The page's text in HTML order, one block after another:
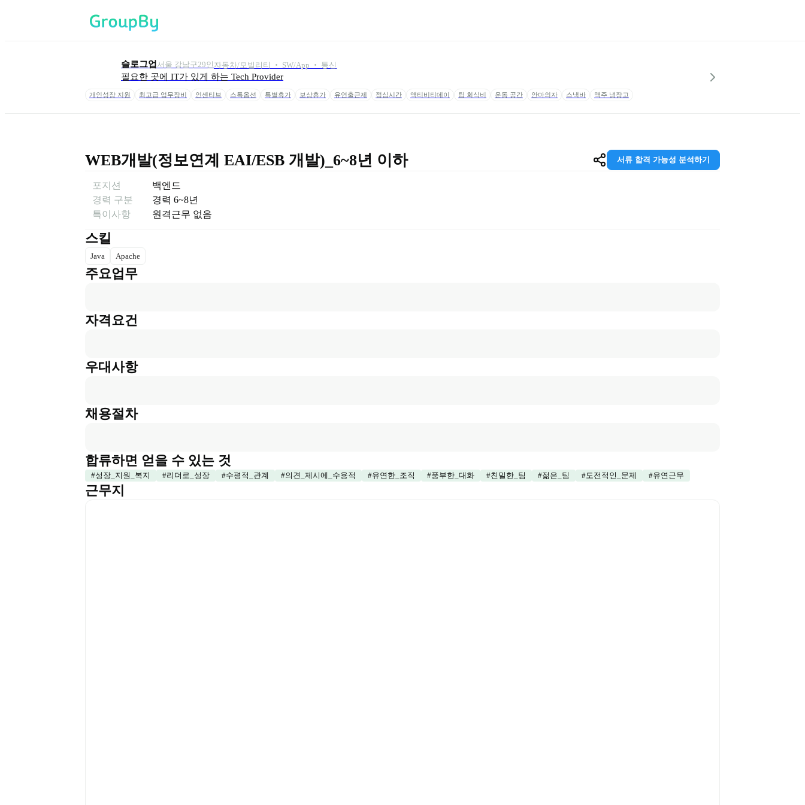
슬로그업 서울 강남구29인 자동차/모빌리티 ‧ SW/App ‧ 통신
필요한 곳에 IT가 있게 하는 Tech Provider
개인성장 지원 최고급 업무장비 인센티브 스톡옵션 특별휴가 보상휴가 유연출근제 점심시간 액티비티데이 팀 회식비 운동 공간 안마의자 스낵바 맥주 냉장고
WEB개발(정보연계 EAI/ESB 개발)_6~8년 이하 서류 합격 가능성 분석하기
포지션
백엔드
경력 구분
경력 6~8년
특이사항
원격근무 없음
스킬
Java Apache
주요업무
자격요건
우대사항
채용절차
합류하면 얻을 수 있는 것
#성장_지원_복지 #리더로_성장 #수평적_관계 #의견_제시에_수용적 #유연한_조직 #풍부한_대화 #친밀한_팀 #젊은_팀 #도전적인_문제 #유연근무
근무지